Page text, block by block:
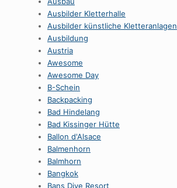
Ausbilder Kletterhalle
Ausbilder künstliche Kletteranlagen
Ausbildung
Austria
Awesome
Awesome Day
B-Schein
Backpacking
Bad Hindelang
Bad Kissinger Hütte
Ballon d'Alsace
Balmenhorn
Balmhorn
Bangkok
Bans Dive Resort